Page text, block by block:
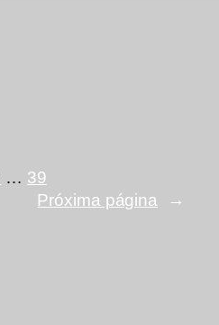
… 39
Próxima página
→